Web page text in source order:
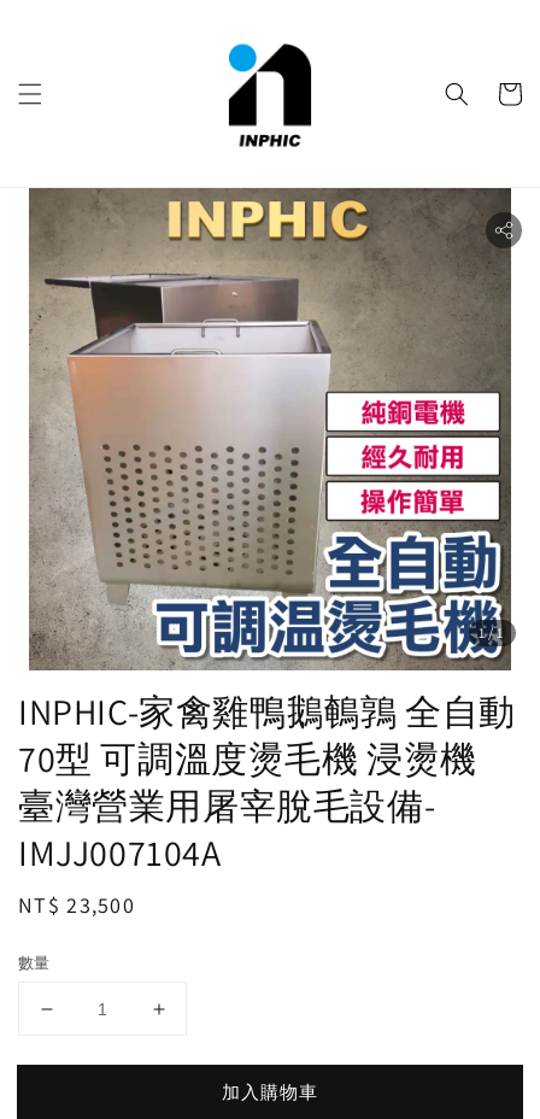
1/1
INPHIC-家禽雞鴨鵝鵪鶉 全自動
70型 可調溫度燙毛機 浸燙機
臺灣營業用屠宰脫毛設備-
IMJJ007104A
Regular
NT$ 23,500
數量
加入購物車